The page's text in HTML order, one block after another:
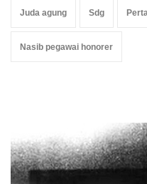
Juda agung Sdg
Nasib pegawai honorer